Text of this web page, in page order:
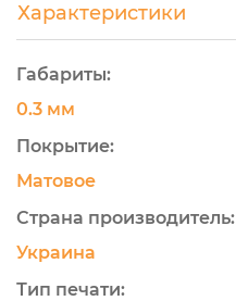
Характеристики
Габариты:
0.3 мм
Покрытие:
Матовое
Страна производитель:
Украина
Тип печати: